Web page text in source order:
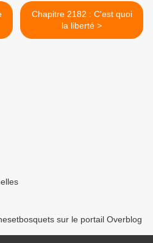
Chapitre 2182 : C'est quoi
la liberté >
sur le portail Overblog